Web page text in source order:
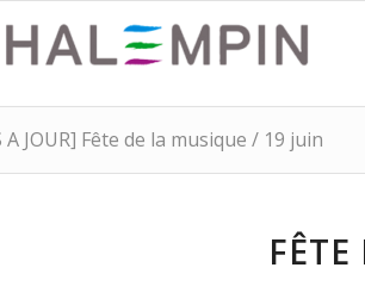
A JOUR] Fête de la musique / 19 juin